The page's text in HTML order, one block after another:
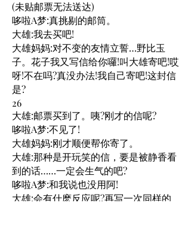
(未贴邮票无法送达)
哆啦A梦:真挑剔的邮筒。
大雄:我去买吧!
大雄妈妈:对不变的友情立誓…野比玉
子。花子我又写信给你囉!叫大雄寄吧!哎
呀!不在吗?真没办法!我自己寄吧!这封信
是?
26
大雄:邮票买到了。咦?刚才的信呢?
哆啦A梦:不见了!
大雄妈妈:刚才顺便帮你寄了。
大雄:那种是开玩笑的信，要是被静香看
到的话……一定会生气的吧?
哆啦A梦:和我说也没用阿!
大雄:会有什麽反应呢?再写一次同样的